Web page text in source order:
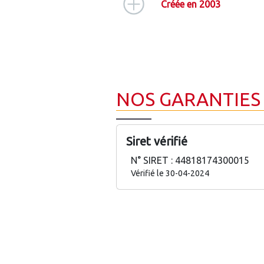
Créée en 2003
NOS GARANTIES
Siret vérifié
N° SIRET : 44818174300015
Vérifié le 30-04-2024